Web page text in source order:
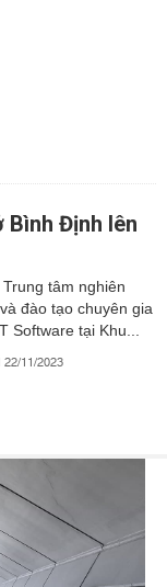
Bình Định lên
tâm nghiên
đào tạo chuyên gia
Software tại Khu...
22/11/2023